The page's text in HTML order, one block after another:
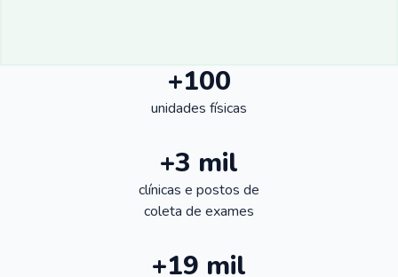
+100
unidades físicas
+3 mil
clínicas e postos de
coleta de exames
+19 mil